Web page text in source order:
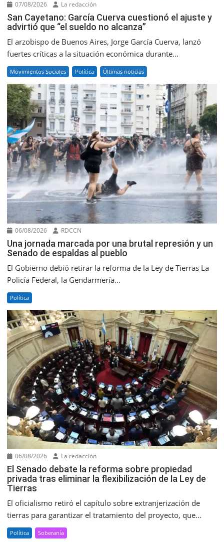
07/08/2026 La redacción
San Cayetano: García Cuerva cuestionó el ajuste y
advirtió que “el sueldo no alcanza”
El arzobispo de Buenos Aires, Jorge García Cuerva, lanzó
fuertes críticas a la situación económica durante...
Movimientos Sociales Política Últimas noticias
06/08/2026 RDCCN
Una jornada marcada por una brutal represión y un
Senado de espaldas al pueblo
El Gobierno debió retirar la reforma de la Ley de Tierras La
Policía Federal, la Gendarmería...
Política
06/08/2026 La redacción
El Senado debate la reforma sobre propiedad
privada tras eliminar la flexibilización de la Ley de
Tierras
El oficialismo retiró el capítulo sobre extranjerización de
tierras para garantizar el tratamiento del proyecto, que...
Política Soberanía